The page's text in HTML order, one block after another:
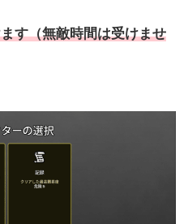
す（無敵時間は受けませ